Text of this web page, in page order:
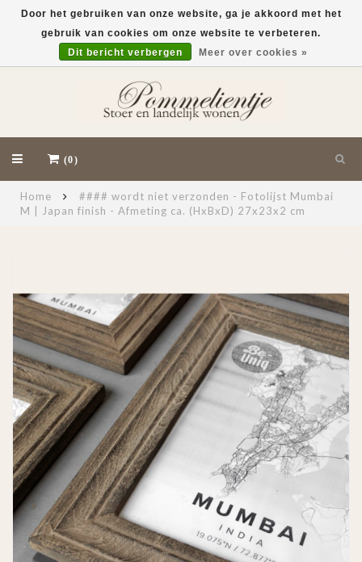
(0)
Home
#### wordt niet verzonden - Fotolijst Mumbai
M | Japan finish - Afmeting ca. (HxBxD) 27x23x2 cm
Door het gebruiken van onze website, ga je akkoord met het
gebruik van cookies om onze website te verbeteren.
Dit bericht verbergen
Meer over cookies »